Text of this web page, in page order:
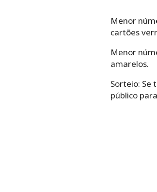
Menor
cartões
Menor
amarelos.
Sorteio: Se
público